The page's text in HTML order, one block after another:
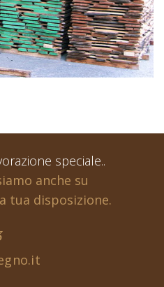
speciale..
anche su
tua disposizione.